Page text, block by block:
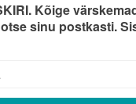
Kõige
sinu postkasti.